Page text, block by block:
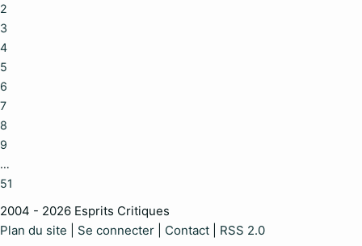
2
3
4
5
6
7
8
9
…
51
2004 - 2026 Esprits Critiques
Plan du site
Se connecter Contact RSS 2.0